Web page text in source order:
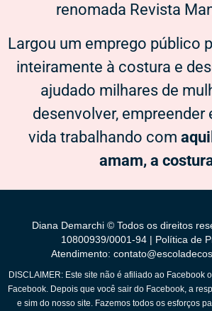
renomada Revista
Largou um emprego público
inteiramente à costura e
ajudado milhares de
desenvolver, empreender
vida trabalhando com
amam, a
Diana Demarchi © Todos os direitos
10800939/0001-94 | Política de
Atendimento:
DISCLAIMER: Este site não é afiliado ao Facebook
Facebook. Depois que você sair do Facebook, a
e sim do nosso site. Fazemos todos os esforços